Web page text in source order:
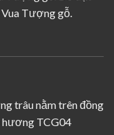
Vua Tượng gỗ.